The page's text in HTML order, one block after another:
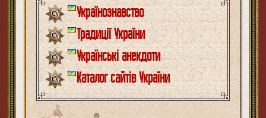
Українознавство
Традиції України
Українські анекдоти
Каталог сайтів України